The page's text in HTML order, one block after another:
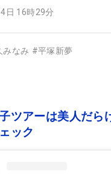
日 16時29分
みなみ #平塚新夢
ツアーは美人だら
ック